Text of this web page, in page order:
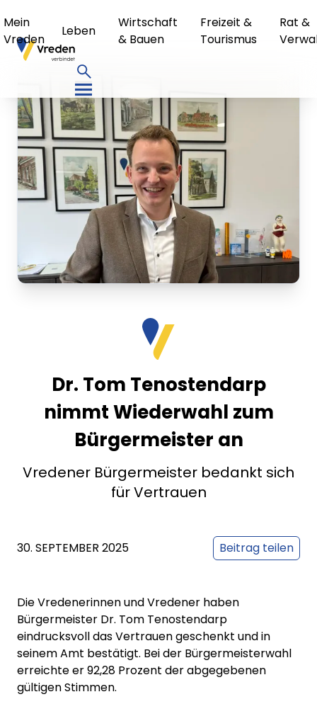
Mein
Vreden
Leben
Wirtschaft
& Bauen
Freizeit &
Tourismus
Rat &
Dr. Tom Tenostendarp
nimmt Wiederwahl zum
Bürgermeister an
Vredener Bürgermeister bedankt sich
für Vertrauen
30. SEPTEMBER 2025 Beitrag teilen
Die Vredenerinnen und Vredener haben
Bürgermeister Dr. Tom Tenostendarp
eindrucksvoll das Vertrauen geschenkt und in
seinem Amt bestätigt. Bei der Bürgermeisterwahl
erreichte er 92,28 Prozent der abgegebenen
gültigen Stimmen.